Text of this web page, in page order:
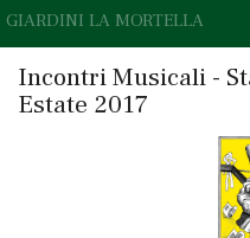
GIARDINI LA MORTELLA
Incontri Musicali -
Estate 2017